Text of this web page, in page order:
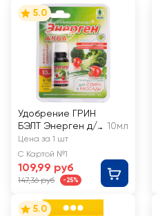
5.0
Удобрение ГРИН
БЭЛТ Энерген д/
замачивания
семян фл
10мл
Цена за 1 шт
С Картой №1
109,99 руб
147,36 руб -25%
5.0